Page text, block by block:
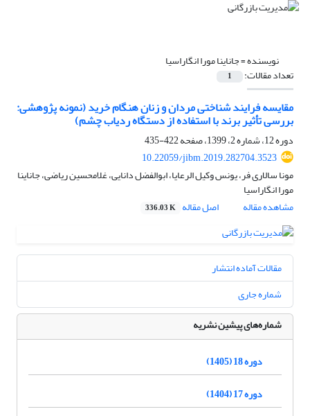
نویسنده =جاناینا مورا انگاراسیا
تعداد مقالات: 1
مقایسه فرایند شناختی مردان و زنان هنگام خرید (نمونه پژوهشی:
بررسی تأثیر برند با استفاده از دستگاه ردیاب چشم)
دوره 12، شماره 2، 1399، صفحه
422-435
10.22059/jibm.2019.282704.3523
مونا سالاری فر، یونس وکیل الرعایا، ابوالفضل دانایی، غلامحسین ریاضی، جاناینا
مورا انگاراسیا
مشاهده مقاله
اصل مقاله 336.03 K
مقالات آماده انتشار
شماره جاری
شماره‌های پیشین نشریه
دوره 18 (1405)
دوره 17 (1404)